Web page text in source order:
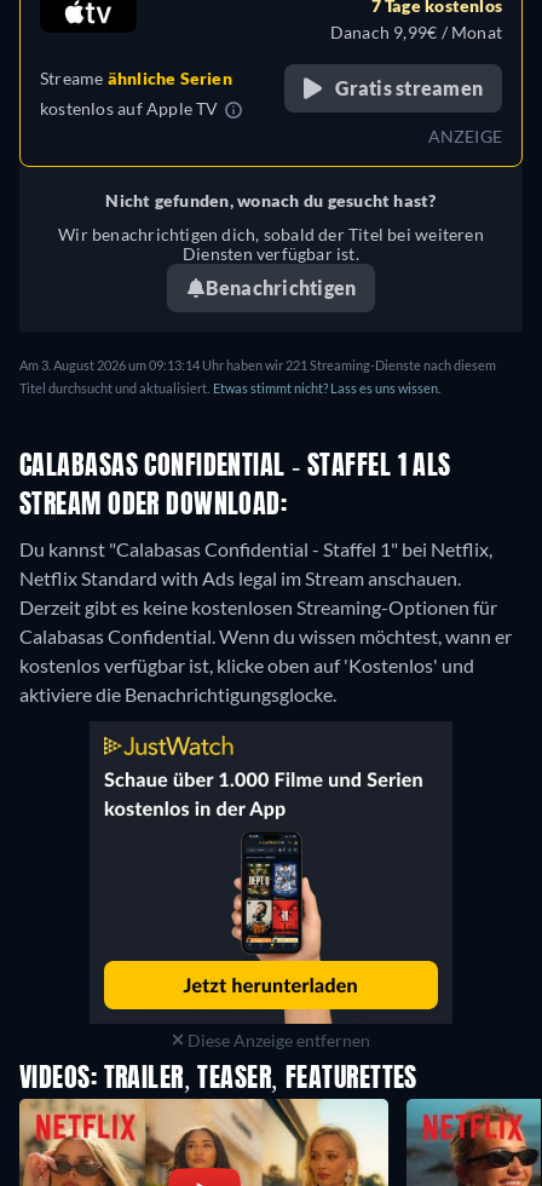
Streame ähnliche Serien
kostenlos aufApple TV
7 Tage kostenlos
Danach 9,99€ / Monat
Gratis streamen
ANZEIGE
Nicht gefunden, wonach du gesucht hast?
Wir benachrichtigen dich, sobald der Titel bei weiteren
Diensten verfügbar ist.
Benachrichtigen
Am 3. August 2026 um 09:13:14 Uhr haben wir 221 Streaming-Dienste nach diesem
Titel durchsucht und aktualisiert. Etwas stimmt nicht? Lass es uns wissen.
CALABASAS CONFIDENTIAL - STAFFEL 1 ALS
STREAM ODER DOWNLOAD:
Du kannst "Calabasas Confidential - Staffel 1" bei Netflix,
Netflix Standard with Ads legal im Stream anschauen.
Derzeit gibt es keine kostenlosen Streaming-Optionen für
Calabasas Confidential. Wenn du wissen möchtest, wann er
kostenlos verfügbar ist, klicke oben auf 'Kostenlos' und
aktiviere die Benachrichtigungsglocke.
Diese Anzeige entfernen
VIDEOS: TRAILER, TEASER, FEATURETTES